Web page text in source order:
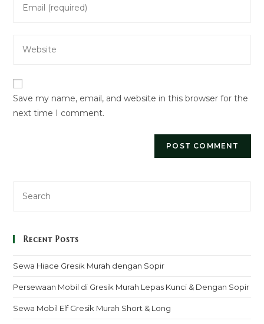
comment
your
address
your
URL
(optional)
Save my name, email, and website in this browser for the
next time I comment.
Recent Posts
Sewa Hiace Gresik Murah dengan Sopir
Persewaan Mobil di Gresik Murah Lepas Kunci & Dengan Sopir
Sewa Mobil Elf Gresik Murah Short & Long